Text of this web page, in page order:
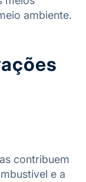
ambiente.
contribuem
e a